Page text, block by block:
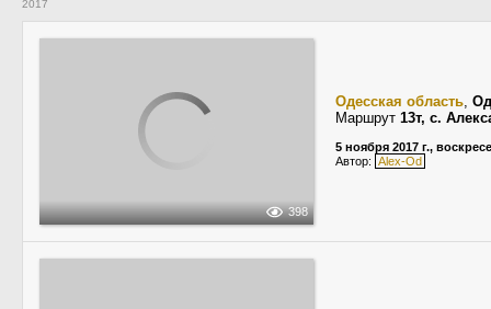
2017
398
Одесская область,
Маршрут 13т, с.
5 ноября 2017 г.,
Автор: Alex-Od